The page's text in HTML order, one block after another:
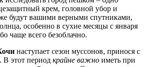
крем, головной убор и
будут вашими верными спутниками,
особенно в сухие месяцы с января
чаще всего безоблачно.
наступает сезон муссонов, принося с
В этот период крайне важно иметь при